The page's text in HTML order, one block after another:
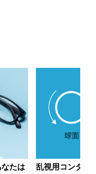
たは
乱視用コンタク